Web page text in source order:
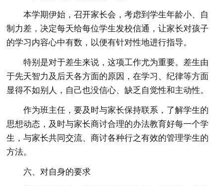
本学期伊始，召开家长会，考虑到学生年龄小、自
制力差，决定每天给每位学生发校信通，让家长对孩子
的学习内容心中有数，以便有针对性地进行指导。
特别是对于差生来说，这项工作尤为重要。差生由
于先天智力及后天各方面的原因，在学习、纪律等方面
显得不如别人，自己也没信心、缺乏自觉性和主动性。
作为班主任，要及时与家长保持联系，了解学生的
思想动态，及时与家长商讨合理的办法教育好每一个学
生，与家长共同交流、商讨各种行之有效的管理学生的
方法。
六、对自身的要求